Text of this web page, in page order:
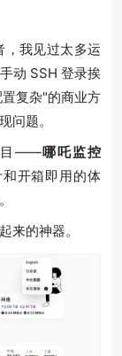
，我见过太多运
动 SSH 登录挨
复杂"的商业方
问题。
目——哪吒监控
和开箱即用的体
来的神器。